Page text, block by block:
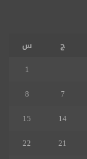
ج
س
1
7
8
14
15
21
22